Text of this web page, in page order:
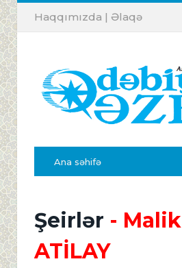
Haqqımızda | Əlaqə
Ana səhifə
Şeirlər - Malik
ATİLAY